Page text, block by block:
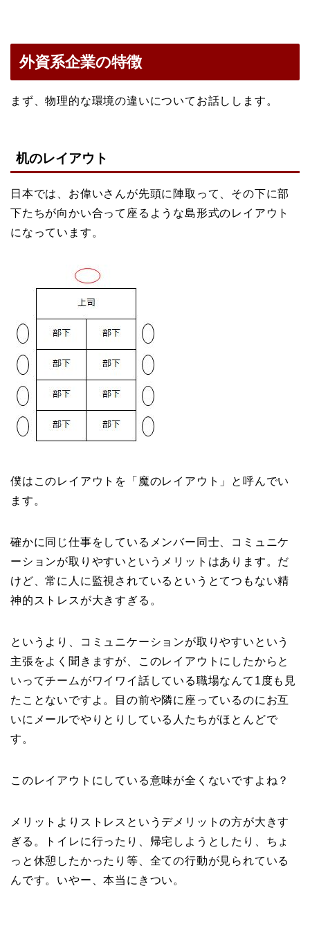
外資系企業の特徴
まず、物理的な環境の違いについてお話しします。
机のレイアウト
日本では、お偉いさんが先頭に陣取って、その下に部
下たちが向かい合って座るような島形式のレイアウト
になっています。
僕はこのレイアウトを「魔のレイアウト」と呼んでい
ます。
確かに同じ仕事をしているメンバー同士、コミュニケ
ーションが取りやすいというメリットはあります。だ
けど、常に人に監視されているというとてつもない精
神的ストレスが大きすぎる。
というより、コミュニケーションが取りやすいという
主張をよく聞きますが、このレイアウトにしたからと
いってチームがワイワイ話している職場なんて1度も見
たことないですよ。目の前や隣に座っているのにお互
いにメールでやりとりしている人たちがほとんどで
す。
このレイアウトにしている意味が全くないですよね？
メリットよりストレスというデメリットの方が大きす
ぎる。トイレに行ったり、帰宅しようとしたり、ちょ
っと休憩したかったり等、全ての行動が見られている
んです。いやー、本当にきつい。